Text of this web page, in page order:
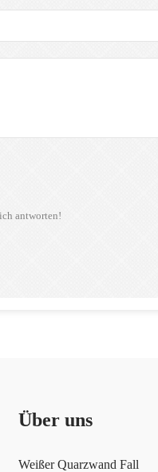
antworten!
Über uns
Weißer Quarzwand Fall